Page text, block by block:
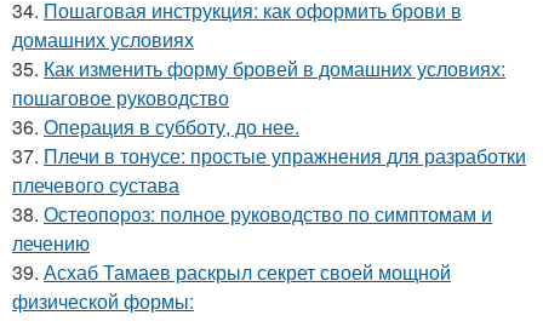
34. Пошаговая инструкция: как оформить брови в
домашних условиях
35. Как изменить форму бровей в домашних условиях:
пошаговое руководство
36. Операция в субботу, до нее.
37. Плечи в тонусе: простые упражнения для разработки
плечевого сустава
38. Остеопороз: полное руководство по симптомам и
лечению
39. Асхаб Тамаев раскрыл секрет своей мощной
физической формы: